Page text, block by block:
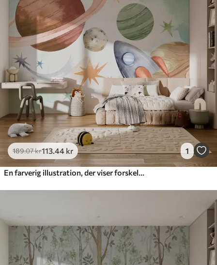
Premium
448.33269.00kr/m²
Premium vinyl
516 .67310.00 kr/m²
Peel and Stick
666 .67400.00kr/m²
189.07kr113.44 kr 1
En farverig illustration, der viser forskellige planeter og rumfarve